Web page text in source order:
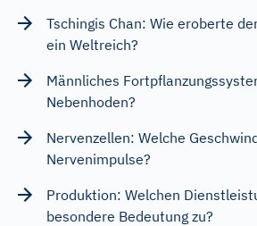
Tschingis Chan: Wie eroberte
ein Weltreich?
Männliches
Nebenhoden?
Nervenzellen: Welche
Nervenimpulse?
Produktion: Welchen
besondere Bedeutung zu?